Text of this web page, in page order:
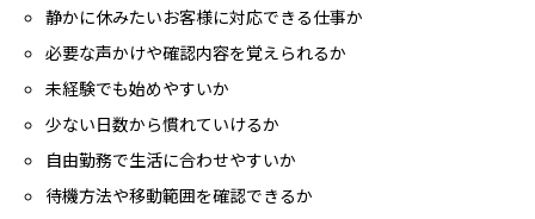
静かに休みたいお客様に対応できる仕事か
必要な声かけや確認内容を覚えられるか
未経験でも始めやすいか
少ない日数から慣れていけるか
自由勤務で生活に合わせやすいか
待機方法や移動範囲を確認できるか